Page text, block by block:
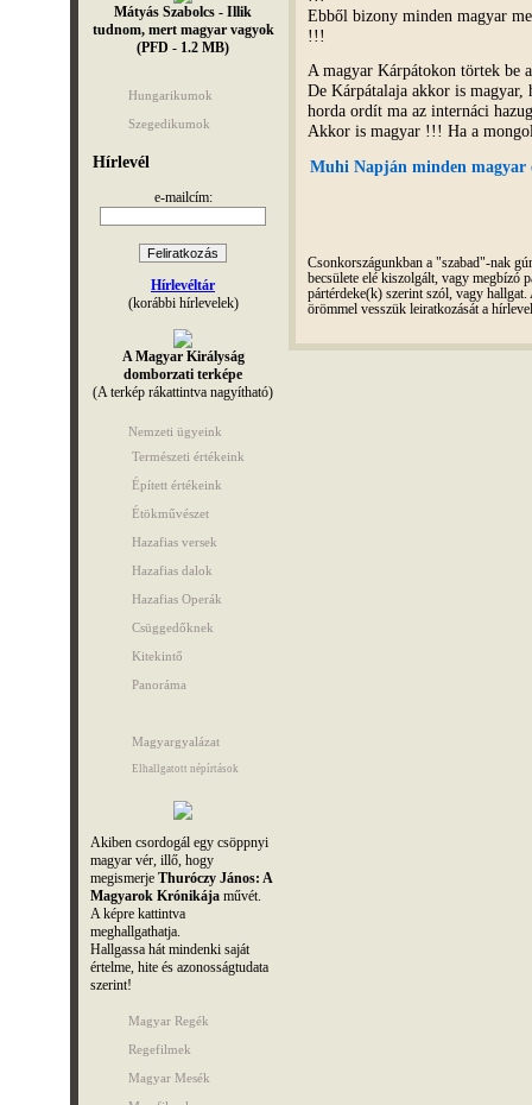
Mátyás Szabolcs - Illik
tudnom, mert magyar vagyok
(PFD - 1.2 MB)
Hungarikumok
Szegedikumok
Hírlevél
e-mailcím:
Hírlevéltár
(korábbi hírlevelek)
A Magyar Királyság
domborzati terképe
(A terkép rákattintva nagyítható)
Nemzeti ügyeink
Természeti értékeink
Épített értékeink
Étökművészet
Hazafias versek
Hazafias dalok
Hazafias Operák
Csüggedőknek
Kitekintő
Panoráma
Magyargyalázat
Elhallgatott népírtások
Akiben csordogál egy csöppnyi
magyar vér, illő, hogy
megismerje Thuróczy János: A
Magyarok Krónikájaművét.
A képre kattintva
meghallgathatja.
Hallgassa hát mindenki saját
értelme, hite és azonosságtudata
szerint!
Magyar Regék
Regefilmek
Magyar Mesék
Ebből bizony minden magyar
!!!
A magyar Kárpátokon törtek
De Kárpátalaja akkor is magyar,
horda ordít ma az internáci
Akkor is magyar !!! Ha a
Muhi Napján minden magyar
Csonkországunkban a "szabad"-nak
becsülete elé kiszolgált, vagy megbízó
pártérdeke(k) szerint szól, vagy
örömmel vesszük leiratkozását a